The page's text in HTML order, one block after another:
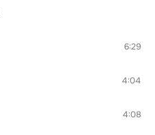
6:29
4:04
4:08